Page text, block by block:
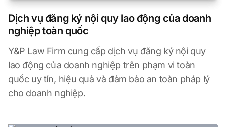
Dịch vụ đăng ký nội quy lao động của doanh
nghiệp toàn quốc
Y&P Law Firm cung cấp dịch vụ đăng ký nội quy
lao động của doanh nghiệp trên phạm vi toàn
quốc uy tín, hiệu quả và đảm bảo an toàn pháp lý
cho doanh nghiệp.